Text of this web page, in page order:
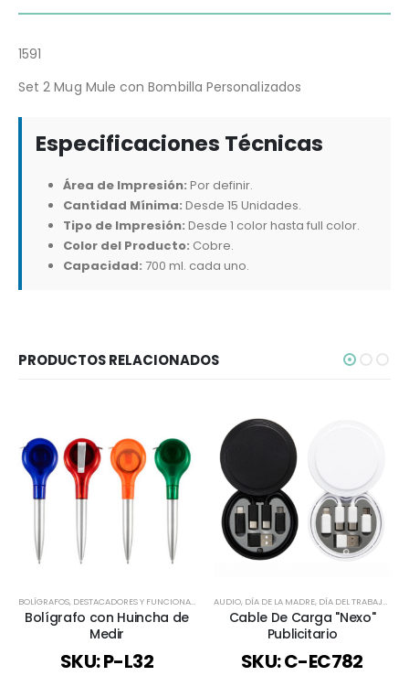
1591
Set 2 Mug Mule con Bombilla Personalizados
Especificaciones Técnicas
Área de Impresión: Por definir.
Cantidad Mínima: Desde 15 Unidades.
Tipo de Impresión: Desde 1 color hasta full color.
Color del Producto: Cobre.
Capacidad: 700 ml. cada uno.
PRODUCTOS RELACIONADOS
BOLÍGRAFOS, DESTACADORES Y FUNCIONALES ESPECIAL DÍA DEL MINERO,HERRAMIENTAS,
Bolígrafo con Huincha de
Medir
SKU: P-L32
AUDIO, DÍA DE LA MADRE, DÍA DEL TRABAJADOR
Cable De Carga "Nexo"
Publicitario
SKU: C-EC782